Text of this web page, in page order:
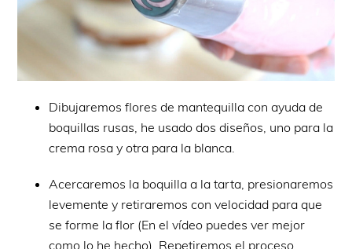
Dibujaremos flores de mantequilla con ayuda de
boquillas rusas, he usado dos diseños, uno para la
crema rosa y otra para la blanca.
Acercaremos la boquilla a la tarta, presionaremos
levemente y retiraremos con velocidad para que
se forme la flor (En el vídeo puedes ver mejor
como lo he hecho). Repetiremos el proceso